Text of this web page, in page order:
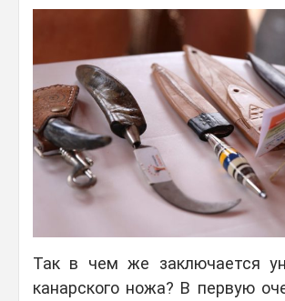
Так в чем же заключается
канарского ножа? В первую